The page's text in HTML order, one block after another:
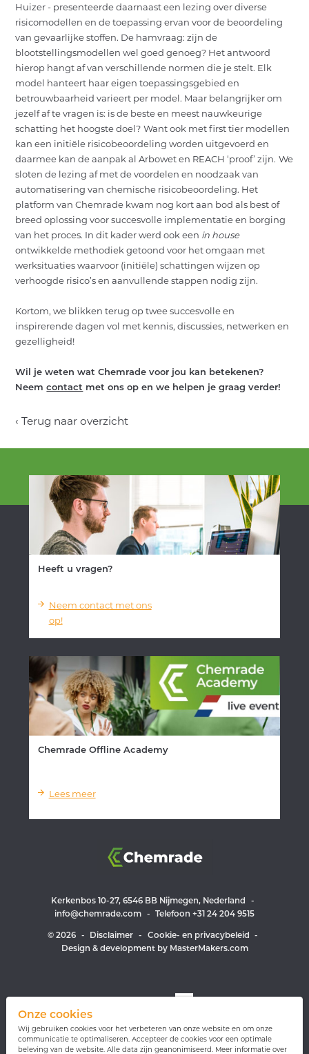
Huizer - presenteerde daarnaast een lezing over diverse
risicomodellen en de toepassing ervan voor de beoordeling
van gevaarlijke stoffen. De hamvraag: zijn de
blootstellingsmodellen wel goed genoeg? Het antwoord
hierop hangt af van verschillende normen die je stelt. Elk
model hanteert haar eigen toepassingsgebied en
betrouwbaarheid varieert per model. Maar belangrijker om
jezelf af te vragen is: is de beste en meest nauwkeurige
schatting het hoogste doel? Want ook met first tier modellen
kan een initiële risicobeoordeling worden uitgevoerd en
daarmee kan de aanpak al Arbowet en REACH ‘proof’ zijn. We
sloten de lezing af met de voordelen en noodzaak van
automatisering van chemische risicobeoordeling. Het
platform van Chemrade kwam nog kort aan bod als best of
breed oplossing voor succesvolle implementatie en borging
van het proces. In dit kader werd ook een in house
ontwikkelde methodiek getoond voor het omgaan met
werksituaties waarvoor (initiële) schattingen wijzen op
verhoogde risico’s en aanvullende stappen nodig zijn.
Kortom, we blikken terug op twee succesvolle en
inspirerende dagen vol met kennis, discussies, netwerken en
gezelligheid!
Wil je weten wat Chemrade voor jou kan betekenen?
Neemcontact met ons op en we helpen je graag verder!
‹ Terug naar overzicht
Heeft u vragen?
Neem contact met ons
op!
Chemrade Offline Academy
Lees meer
Kerkenbos 10-27, 6546 BB Nijmegen, Nederland
-
info@chemrade.com - Telefoon +31 24 204 9515
© 2026 - Disclaimer - Cookie- en privacybeleid -
Design & development by MasterMakers.com
Onze cookies
Wij gebruiken cookies voor het verbeteren van onze website en om onze
communicatie te optimaliseren. Accepteer de cookies voor een optimale
beleving van de website. Alle data zijn geanonimiseerd. Meer informatie over